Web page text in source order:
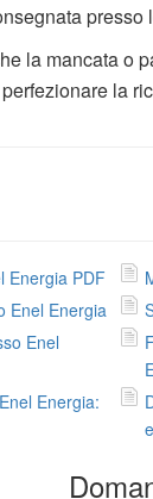
la mancata o
la
Energia PDF
Enel Energia
Enel
Energia: